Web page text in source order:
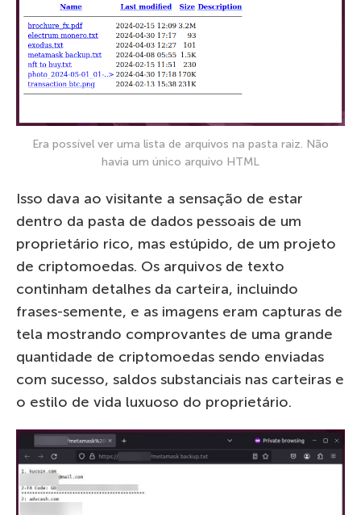
Era possível ver uma lista de arquivos na pasta raiz. Não
havia um único arquivo HTML
Isso dava ao visitante a sensação de estar
dentro da pasta de dados pessoais de um
proprietário rico, mas estúpido, de um projeto
de criptomoedas. Os arquivos de texto
continham detalhes da carteira, incluindo
frases-semente, e as imagens eram capturas de
tela mostrando comprovantes de uma grande
quantidade de criptomoedas sendo enviadas
com sucesso, saldos substanciais nas carteiras e
o estilo de vida luxuoso do proprietário.